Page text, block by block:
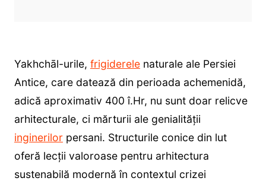
Yakhchāl-urile, frigiderelenaturale ale Persiei
Antice, care datează din perioada achemenidă,
adică aproximativ 400 î.Hr, nu sunt doar relicve
arhitecturale, ci mărturii ale genialității
inginerilorpersani. Structurile conice din lut
oferă lecții valoroase pentru arhitectura
sustenabilă modernă în contextul crizei